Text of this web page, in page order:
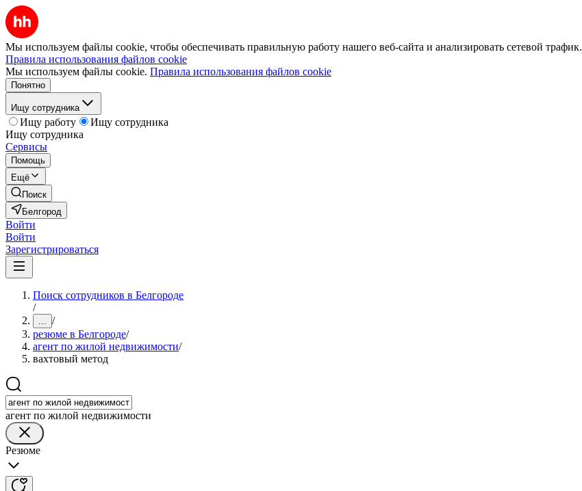
Мы используем файлы cookie, чтобы обеспечивать правильную работу нашего веб-сайта и анализировать сетевой трафик.
Правила использования файлов cookie
Мы используем файлы cookie. Правила использования файлов cookie
Понятно
Ищу сотрудника
Ищу работу
Ищу сотрудника
Ищу сотрудника
Сервисы
Помощь
Ещё
Поиск
Белгород
Войти
Войти
Зарегистрироваться
Поиск сотрудников в Белгороде
/
... /
резюме в Белгороде/
агент по жилой недвижимости/
вахтовый метод
агент по жилой недвижимости
Резюме